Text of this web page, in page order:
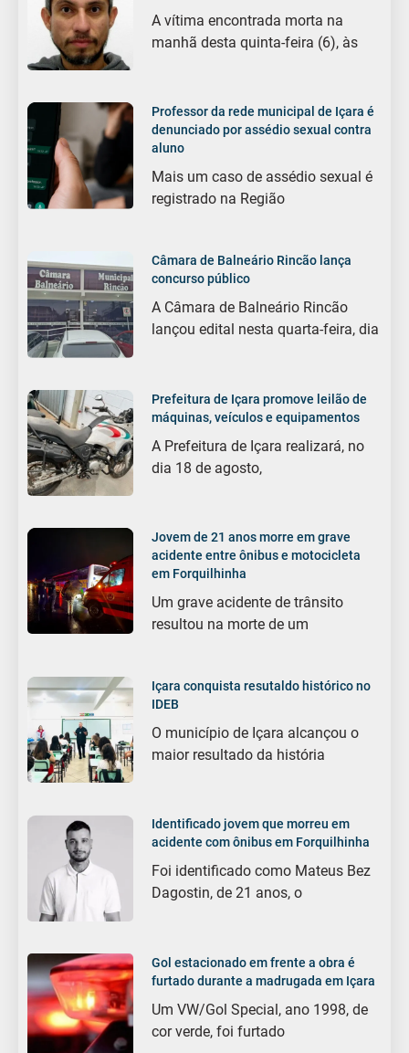
A vítima encontrada morta na
manhã desta quinta-feira (6), às
Professor da rede municipal de Içara é
denunciado por assédio sexual contra
aluno
Mais um caso de assédio sexual é
registrado na Região
Câmara de Balneário Rincão lança
concurso público
A Câmara de Balneário Rincão
lançou edital nesta quarta-feira, dia
Prefeitura de Içara promove leilão de
máquinas, veículos e equipamentos
A Prefeitura de Içara realizará, no
dia 18 de agosto,
Jovem de 21 anos morre em grave
acidente entre ônibus e motocicleta
em Forquilhinha
Um grave acidente de trânsito
resultou na morte de um
Içara conquista resutaldo histórico no
IDEB
O município de Içara alcançou o
maior resultado da história
Identificado jovem que morreu em
acidente com ônibus em Forquilhinha
Foi identificado como Mateus Bez
Dagostin, de 21 anos, o
Gol estacionado em frente a obra é
furtado durante a madrugada em Içara
Um VW/Gol Special, ano 1998, de
cor verde, foi furtado